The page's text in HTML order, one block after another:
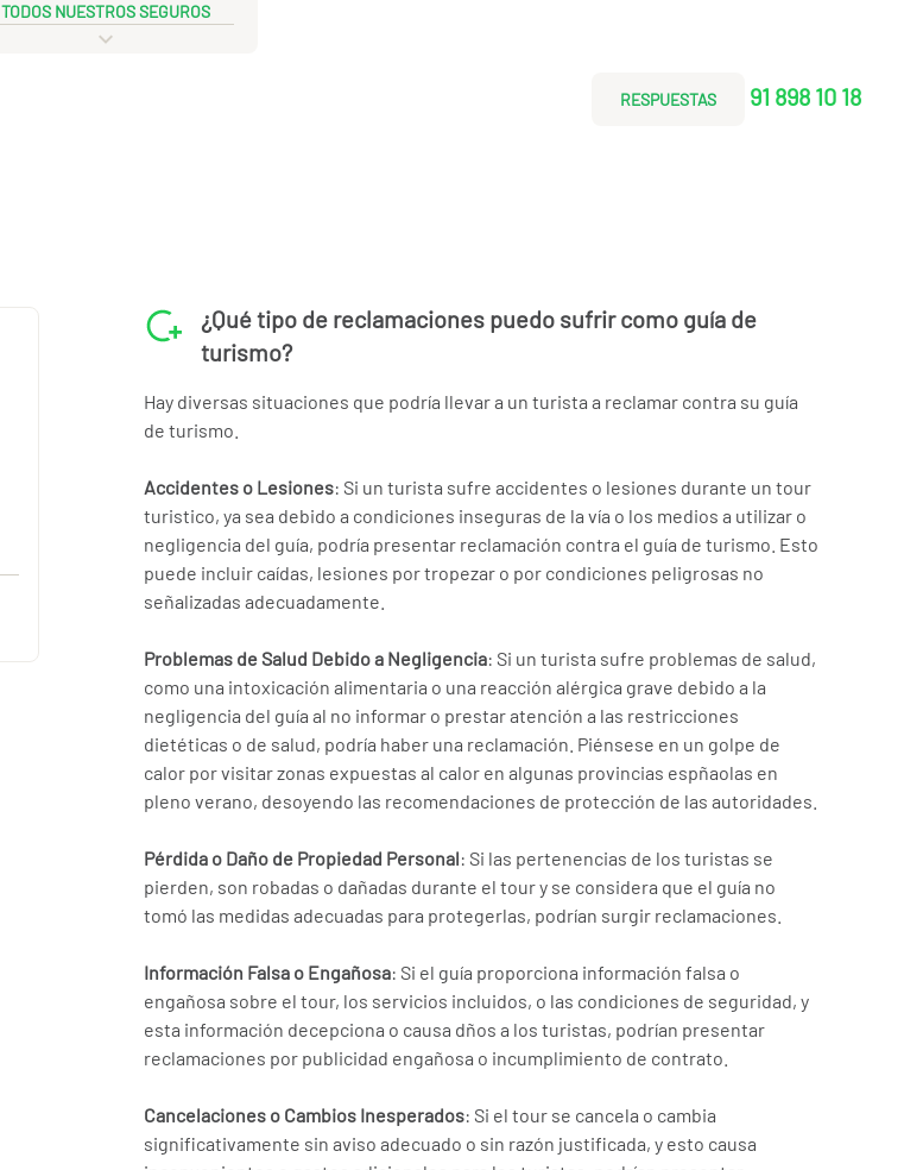
TODOS NUESTROS SEGUROS
RESPUESTAS 91 898 10 18
¿Qué tipo de reclamaciones puedo sufrir como guía de
turismo?
Hay diversas situaciones que podría llevar a un turista a reclamar contra su guía
de turismo.
Accidentes o Lesiones: Si un turista sufre accidentes o lesiones durante un tour
turistico, ya sea debido a condiciones inseguras de la vía o los medios a utilizar o
negligencia del guía, podría presentar reclamación contra el guía de turismo. Esto
puede incluir caídas, lesiones por tropezar o por condiciones peligrosas no
señalizadas adecuadamente.
Problemas de Salud Debido a Negligencia: Si un turista sufre problemas de salud,
como una intoxicación alimentaria o una reacción alérgica grave debido a la
negligencia del guía al no informar o prestar atención a las restricciones
dietéticas o de salud, podría haber una reclamación. Piénsese en un golpe de
calor por visitar zonas expuestas al calor en algunas provincias espñaolas en
pleno verano, desoyendo las recomendaciones de protección de las autoridades.
Pérdida o Daño de Propiedad Personal: Si las pertenencias de los turistas se
pierden, son robadas o dañadas durante el tour y se considera que el guía no
tomó las medidas adecuadas para protegerlas, podrían surgir reclamaciones.
Información Falsa o Engañosa: Si el guía proporciona información falsa o
engañosa sobre el tour, los servicios incluidos, o las condiciones de seguridad, y
esta información decepciona o causa dños a los turistas, podrían presentar
reclamaciones por publicidad engañosa o incumplimiento de contrato.
Cancelaciones o Cambios Inesperados: Si el tour se cancela o cambia
significativamente sin aviso adecuado o sin razón justificada, y esto causa